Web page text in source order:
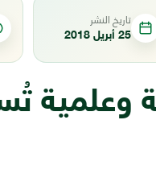
تاريخ النشر
25 أبريل 2018
وعلمية